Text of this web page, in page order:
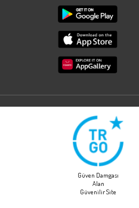
Güven Damgası
Alan
Güvenilir Site